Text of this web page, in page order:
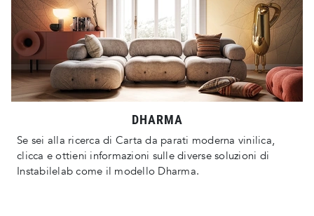
DHARMA
Se sei alla ricerca di Carta da parati moderna vinilica,
clicca e ottieni informazioni sulle diverse soluzioni di
Instabilelab come il modello Dharma.